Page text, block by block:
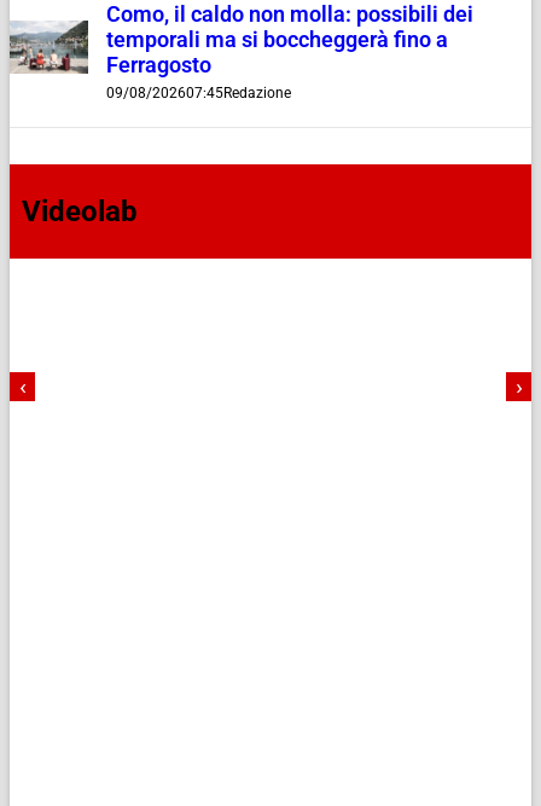
Como, il caldo non molla: possibili dei
temporali ma si boccheggerà fino a
Ferragosto
09/08/202607:45Redazione
Videolab
‹ ›